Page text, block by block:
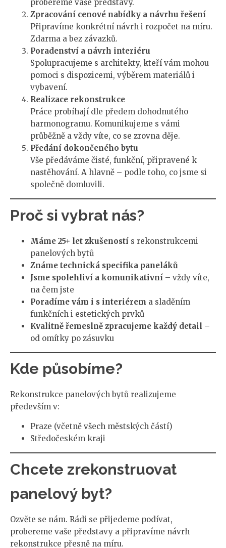
probereme vaše představy.
Zpracování cenové nabídky a návrhu řešení
Připravíme konkrétní návrh i rozpočet na míru.
Zdarma a bez závazků.
Poradenství a návrh interiéru
Spolupracujeme s architekty, kteří vám mohou
pomoci s dispozicemi, výběrem materiálů i
vybavení.
Realizace rekonstrukce
Práce probíhají dle předem dohodnutého
harmonogramu. Komunikujeme s vámi
průběžně a vždy víte, co se zrovna děje.
Předání dokončeného bytu
Vše předáváme čisté, funkční, připravené k
nastěhování. A hlavně – podle toho, co jsme si
společně domluvili.
Proč si vybrat nás?
Máme 25+ let zkušeností s rekonstrukcemi
panelových bytů
Známe technická specifika paneláků
Jsme spolehliví a komunikativní – vždy víte,
na čem jste
Poradíme vám i s interiérem a sladěním
funkčních i estetických prvků
Kvalitně řemeslně zpracujeme každý detail –
od omítky po zásuvku
Kde působíme?
Rekonstrukce panelových bytů realizujeme
především v:
Praze (včetně všech městských částí)
Středočeském kraji
Chcete zrekonstruovat
panelový byt?
Ozvěte se nám. Rádi se přijedeme podívat,
probereme vaše představy a připravíme návrh
rekonstrukce přesně na míru.